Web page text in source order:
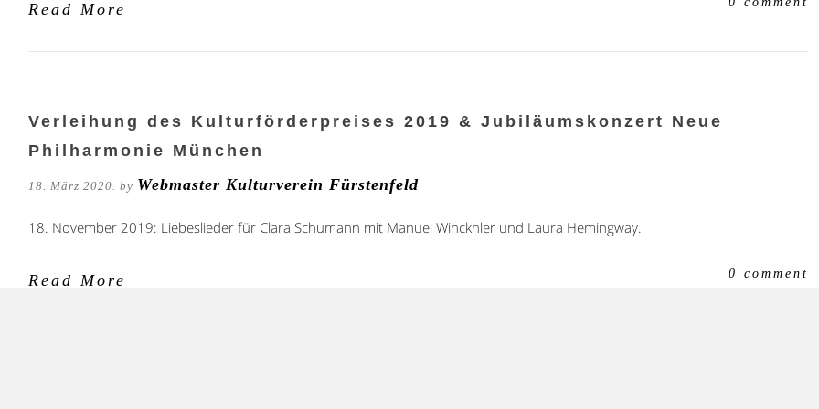
Read More
Verleihung des Kulturförderpreises 2019 & Jubiläumskonzert Neue
Philharmonie München
18. März 2020. by Webmaster Kulturverein Fürstenfeld
18. November 2019: Liebeslieder für Clara Schumann mit Manuel Winckhler und Laura Hemingway.
Read More 0 comment